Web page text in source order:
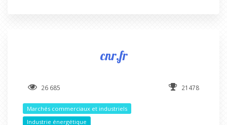
cnr.fr
26 685 21478
Marchés commerciaux et industriels
Industrie énergétique